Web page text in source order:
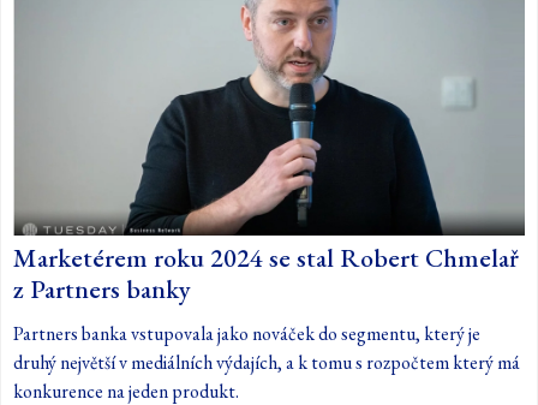
Marketérem roku 2024 se stal Robert Chmelař
z Partners banky
Partners banka vstupovala jako nováček do segmentu, který je
druhý největší v mediálních výdajích, a k tomu s rozpočtem který má
konkurence na jeden produkt.